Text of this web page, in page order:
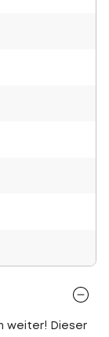
weiter! Dieser